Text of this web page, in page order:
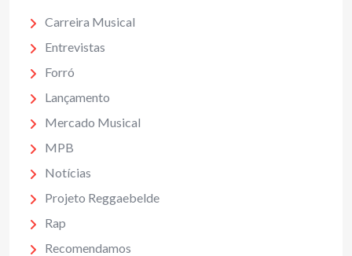
Carreira Musical
Entrevistas
Forró
Lançamento
Mercado Musical
MPB
Notícias
Projeto Reggaebelde
Rap
Recomendamos